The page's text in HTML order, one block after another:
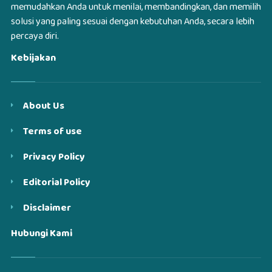
memudahkan Anda untuk menilai, membandingkan, dan memilih
solusi yang paling sesuai dengan kebutuhan Anda, secara lebih
percaya diri.
Kebijakan
About Us
Terms of use
Privacy Policy
Editorial Policy
Disclaimer
Hubungi Kami